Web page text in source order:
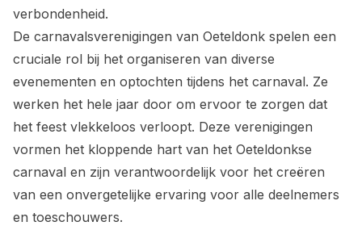
verbondenheid.
De carnavalsverenigingen van Oeteldonk spelen een
cruciale rol bij het organiseren van diverse
evenementen en optochten tijdens het carnaval. Ze
werken het hele jaar door om ervoor te zorgen dat
het feest vlekkeloos verloopt. Deze verenigingen
vormen het kloppende hart van het Oeteldonkse
carnaval en zijn verantwoordelijk voor het creëren
van een onvergetelijke ervaring voor alle deelnemers
en toeschouwers.